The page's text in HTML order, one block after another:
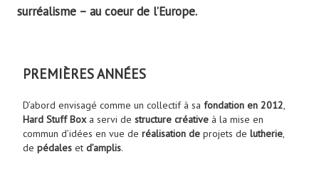
surréalisme – au coeur de l’Europe.
PREMIÈRES ANNÉES
D’abord envisagé comme un collectif à sa fondation en 2012,
Hard Stuff Boxa servi de structure créative à la mise en
commun d’idées en vue de réalisation de projets de lutherie,
de pédales et d’amplis.